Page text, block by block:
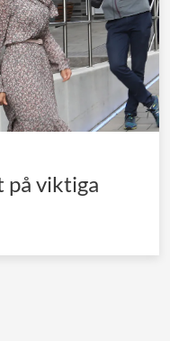
på viktiga